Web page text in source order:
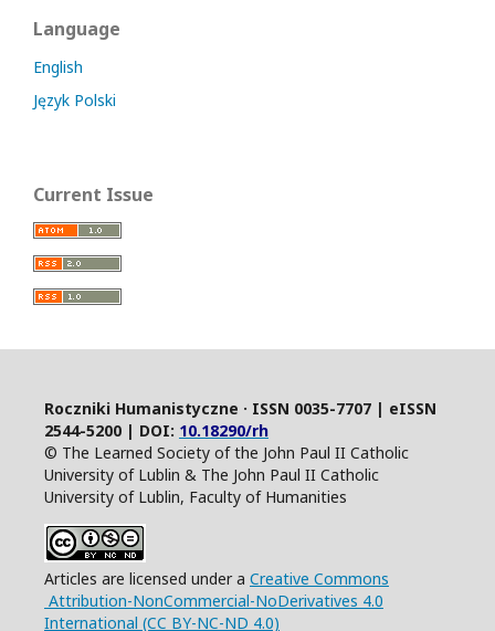
Language
English
Język Polski
Current Issue
Roczniki Humanistyczne · ISSN 0035-7707 | eISSN
2544-5200 | DOI: 10.18290/rh
© The Learned Society of the John Paul II Catholic
University of Lublin & The John Paul II Catholic
University of Lublin, Faculty of Humanities
Articles are licensed under a Creative Commons
Attribution-NonCommercial-NoDerivatives 4.0
International (CC BY-NC-ND 4.0)